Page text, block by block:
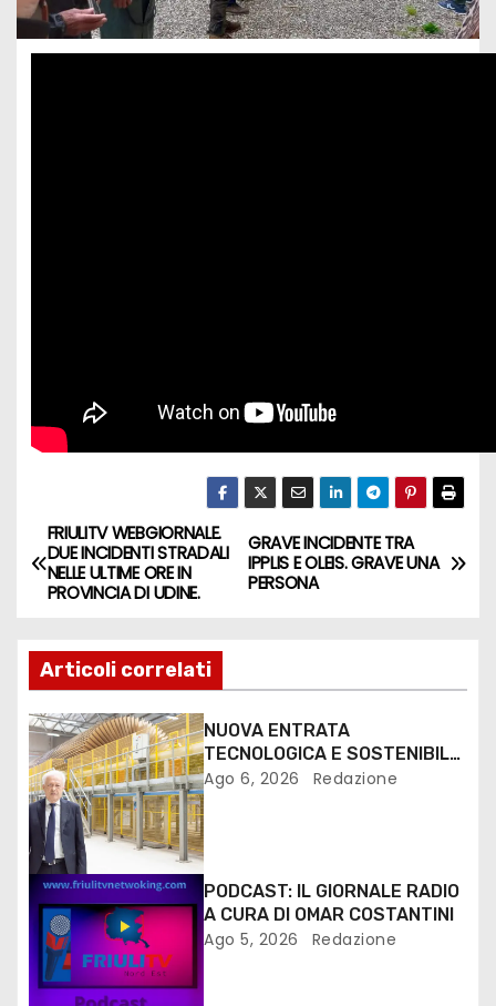
GRAVE INCIDENTE TRA
IPPLIS E OLEIS. GRAVE UNA
PERSONA
FRIULITV WEBGIORNALE.
DUE INCIDENTI STRADALI
NELLE ULTIME ORE IN
PROVINCIA DI UDINE.
Articoli correlati
NUOVA ENTRATA
TECNOLOGICA E SOSTENIBILE
PER I MEZZI PESANTI ALLA
Ago 6, 2026 Redazione
PODCAST: IL GIORNALE RADIO
A CURA DI OMAR COSTANTINI
Ago 5, 2026 Redazione